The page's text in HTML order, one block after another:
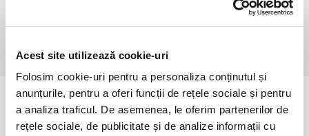
Acest site utilizează cookie-uri
Folosim cookie-uri pentru a personaliza conținutul și
anunțurile, pentru a oferi funcții de rețele sociale și pentru
a analiza traficul. De asemenea, le oferim partenerilor de
rețele sociale, de publicitate și de analize informații cu
înainte de spectacol. Așezarea se realizează la mese de 2 (nr. limitat), 3
Informații suplimentare, la nr. de telefon 0773 825 249.
Evenimentul a expirat.